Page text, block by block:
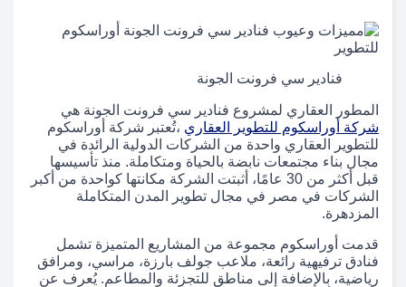
فنادير سي فرونت الجونة
المطور العقاري لمشروع فنادير سي فرونت الجونة هي
شركة أوراسكوم للتطوير العقاري ،تُعتبر شركة أوراسكوم
للتطوير العقاري واحدة من الشركات الدولية الرائدة في
مجال بناء مجتمعات نابضة بالحياة ومتكاملة. منذ تأسيسها
قبل أكثر من 30 عامًا، أثبتت الشركة مكانتها كواحدة من أكبر
الشركات في مصر في مجال تطوير المدن المتكاملة
المزدهرة.
قدمت أوراسكوم مجموعة من المشاريع المتميزة تشمل
فنادق ترفيهية رائعة، ملاعب جولف بارزة، مراسي، ومرافق
رياضية، بالإضافة إلى مناطق للتجزئة والمطاعم. يُعرف عن